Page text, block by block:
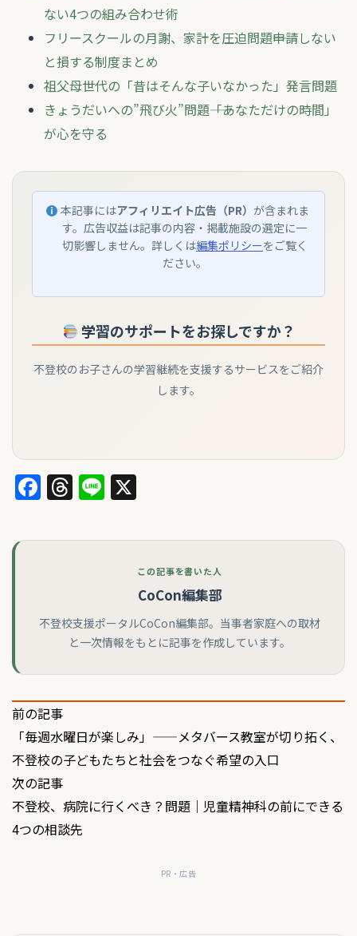
ない4つの組み合わせ術
フリースクールの月謝、家計を圧迫問題――申請しない
と損する制度まとめ
祖父母世代の「昔はそんな子いなかった」発言問題
きょうだいへの”飛び火”問題――「あなただけの時間」
が心を守る
本記事にはアフィリエイト広告（PR） が含まれま
す。広告収益は記事の内容・掲載施設の選定に一
切影響しません。詳しくは編集ポリシーをご覧く
ださい。
学習のサポートをお探しですか？
不登校のお子さんの学習継続を支援するサービスをご紹介
します。
Facebook
Threads
Line
この記事を書いた人
CoCon編集部
不登校支援ポータルCoCon編集部。当事者家庭への取材
と一次情報をもとに記事を作成しています。
投
稿
ナ
ビ
ゲ
ョ
前の記事
「毎週水曜日が楽しみ」——メタバース教室が切り拓く、
不登校の子どもたちと社会をつなぐ希望の入口
次の記事
不登校、病院に行くべき？問題｜児童精神科の前にできる
4つの相談先
PR・広告